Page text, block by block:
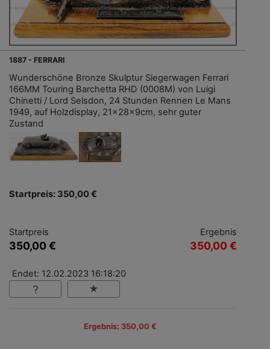
1887 - FERRARI
Wunderschöne Bronze Skulptur Siegerwagen Ferrari
166MM Touring Barchetta RHD (0008M) von Luigi
Chinetti / Lord Selsdon, 24 Stunden Rennen Le Mans
1949, auf Holzdisplay, 21x28x9cm, sehr guter
Zustand
Startpreis: 350,00 €
Startpreis
350,00 €
Ergebnis
350,00 €
Endet: 12.02.2023 16:18:20
Ergebnis: 350,00 €